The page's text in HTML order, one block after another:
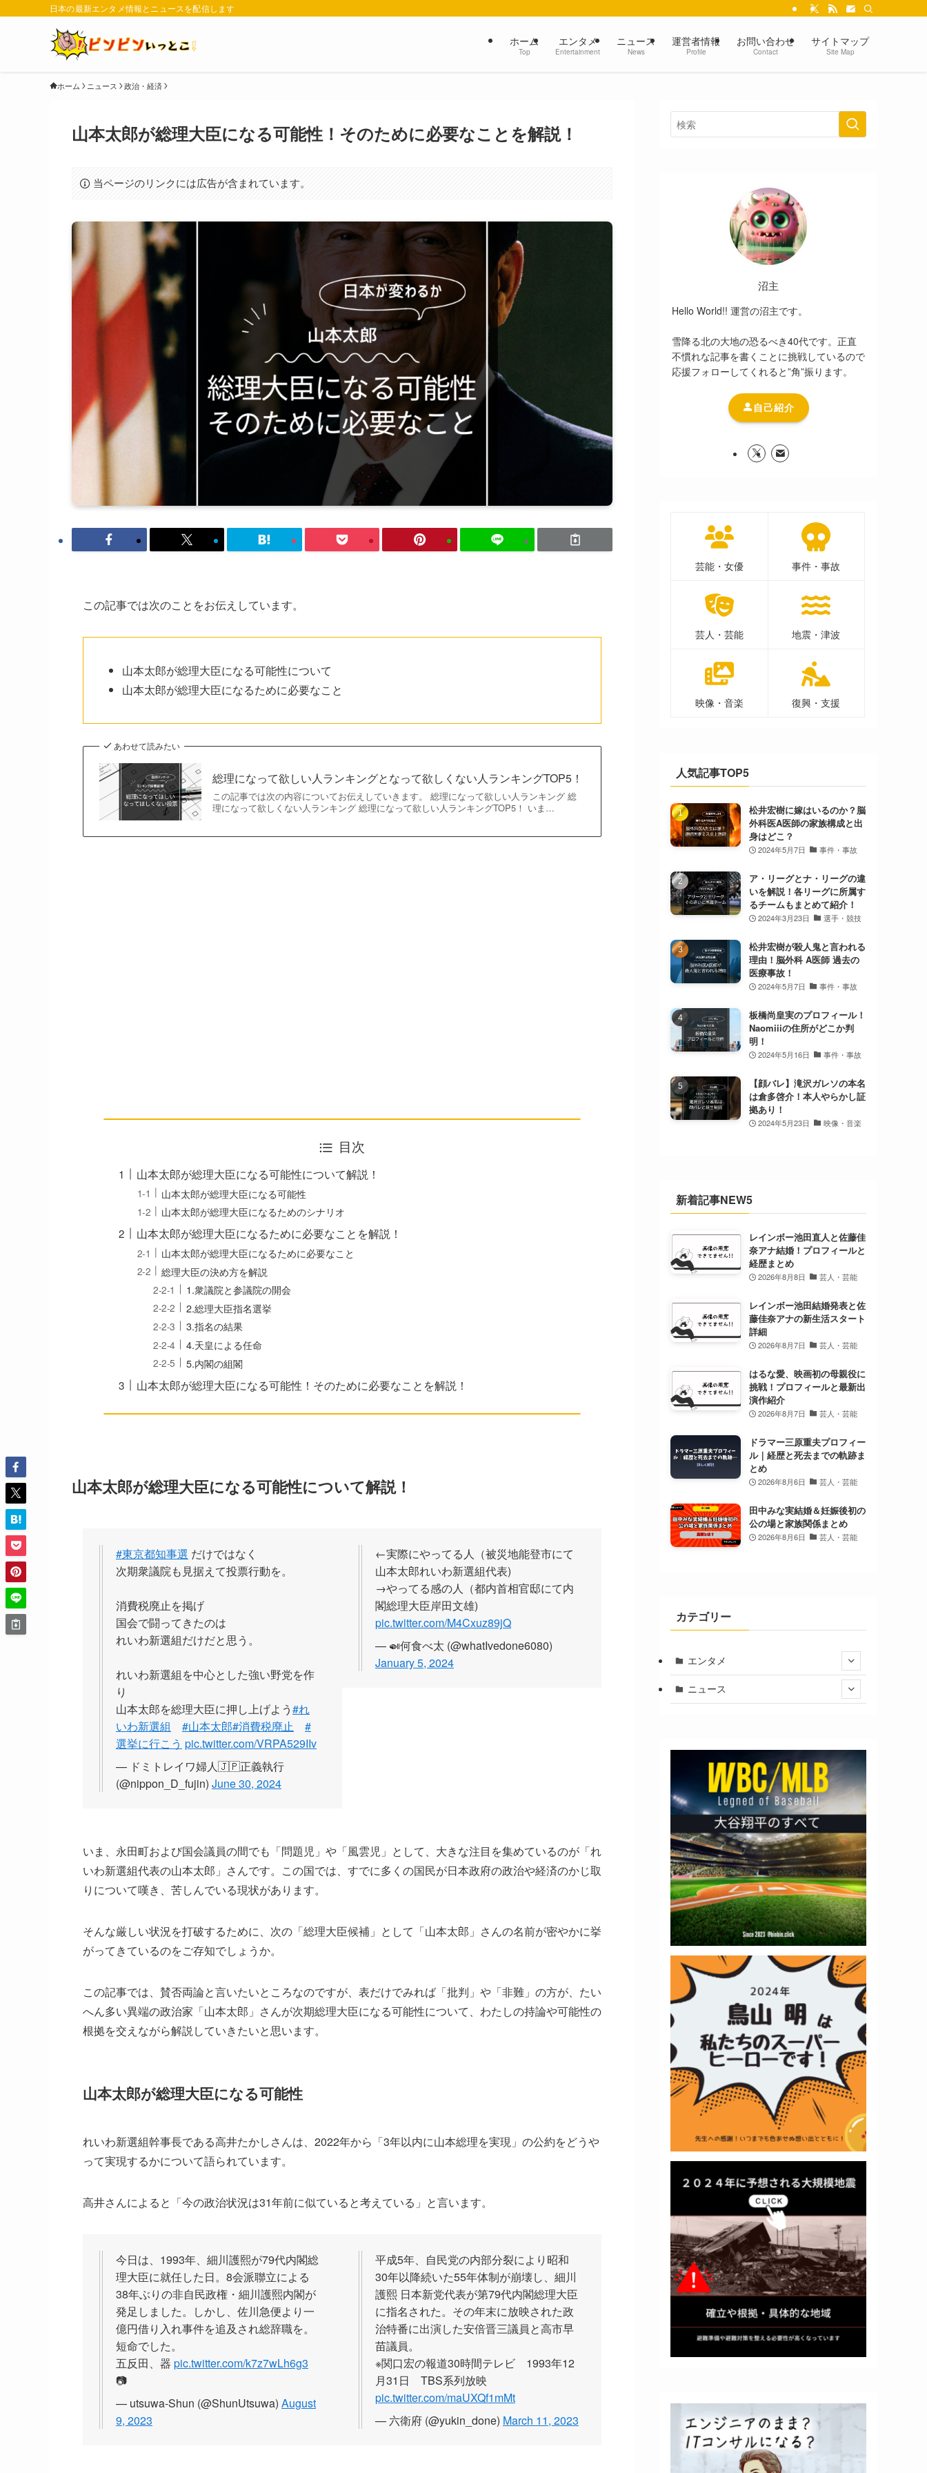
日本の最新エンタメ情報とニュースを配信します
ホーム
Top
エンタメ
Entertainment
ニュース
News
運営者情報
Profile
お問い合わせ
Contact
サイトマップ
Site Map
ホーム ニュース 政治・経済
山本太郎が総理大臣になる可能性！そのために必要なことを解説！
当ページのリンクには広告が含まれています。
この記事では次のことをお伝えしています。
山本太郎が総理大臣になる可能性について
山本太郎が総理大臣になるために必要なこと
あわせて読みたい
総理になって欲しい人ランキングとなって欲しくない人ランキングTOP5！
この記事では次の内容についてお伝えしていきます。 総理になって欲しい人ランキング 総
理になって欲しくない人ランキング 総理になって欲しい人ランキングTOP5！ いま…
目次
山本太郎が総理大臣になる可能性について解説！
山本太郎が総理大臣になる可能性
山本太郎が総理大臣になるためのシナリオ
山本太郎が総理大臣になるために必要なことを解説！
山本太郎が総理大臣になるために必要なこと
総理大臣の決め方を解説
1.衆議院と参議院の開会
2.総理大臣指名選挙
3.指名の結果
4.天皇による任命
5.内閣の組閣
山本太郎が総理大臣になる可能性！そのために必要なことを解説！
山本太郎が総理大臣になる可能性について解説！
#東京都知事選 だけではなく
次期衆議院も見据えて投票行動を。
消費税廃止を掲げ
国会で闘ってきたのは
れいわ新選組だけだと思う。
れいわ新選組を中心とした強い野党を作
り
山本太郎を総理大臣に押し上げよう#れ
いわ新選組
#山本太郎#消費税廃止
#
選挙に行こう pic.twitter.com/VRPA529IIv
— ドミトレイワ婦人🇯🇵正義執行
(@nippon_D_fujin) June 30, 2024
←実際にやってる人（被災地能登市にて
山本太郎れいわ新選組代表)
→やってる感の人（都内首相官邸にて内
閣総理大臣岸田文雄)
pic.twitter.com/M4Cxuz89jQ
— 🍛何食べ太 (@whatIvedone6080)
January 5, 2024
いま、永田町および国会議員の間でも「問題児」や「風雲児」として、大きな注目を集めているのが「れ
いわ新選組代表の山本太郎」さんです。この国では、すでに多くの国民が日本政府の政治や経済のかじ取
りについて嘆き、苦しんでいる現状があります。
そんな厳しい状況を打破するために、次の「総理大臣候補」として「山本太郎」さんの名前が密やかに挙
がってきているのをご存知でしょうか。
この記事では、賛否両論と言いたいところなのですが、表だけでみれば「批判」や「非難」の方が、たい
へん多い異端の政治家「山本太郎」さんが次期総理大臣になる可能性について、わたしの持論や可能性の
根拠を交えながら解説していきたいと思います。
山本太郎が総理大臣になる可能性
れいわ新選組幹事長である高井たかしさんは、2022年から「3年以内に山本総理を実現」の公約をどうや
って実現するかについて語られています。
高井さんによると「今の政治状況は31年前に似ていると考えている」と言います。
今日は、1993年、細川護熙が79代内閣総
理大臣に就任した日。8会派聯立による
38年ぶりの非自民政権・細川護熙内閣が
発足しました。しかし、佐川急便より一
億円借り入れ事件を追及され総辞職を。
短命でした。
五反田、器 pic.twitter.com/k7z7wLh6g3
📷
— utsuwa-Shun (@ShunUtsuwa) August
9, 2023
平成5年、自民党の内部分裂により昭和
30年以降続いた55年体制が崩壊し、細川
護熙 日本新党代表が第79代内閣総理大臣
に指名された。その年末に放映された政
治特番に出演した安倍晋三議員と高市早
苗議員。
※関口宏の報道30時間テレビ 1993年12
月31日 TBS系列放映
pic.twitter.com/maUXQf1mMt
— 六衛府 (@yukin_done) March 11, 2023
沼主
Hello World!! 運営の沼主です。
雪降る北の大地の恐るべき40代です。正直
不慣れな記事を書くことに挑戦しているので
応援フォローしてくれると”角”振ります。
自己紹介
芸能・女優 事件・事故
芸人・芸能 地震・津波
映像・音楽 復興・支援
人気記事TOP5
松井宏樹に嫁はいるのか？脳
外科医A医師の家族構成と出
身はどこ？
2024年5月7日 事件・事故
ア・リーグとナ・リーグの違
いを解説！各リーグに所属す
るチームもまとめて紹介！
2024年3月23日 選手・競技
松井宏樹が殺人鬼と言われる
理由！脳外科 A医師 過去の
医療事故！
2024年5月7日 事件・事故
板橋尚皇実のプロフィール！
Naomiiiの住所がどこか判
明！
2024年5月16日 事件・事故
【顔バレ】滝沢ガレソの本名
は倉多啓介！本人やらかし証
拠あり！
2024年5月23日 映像・音楽
新着記事NEW5
レインボー池田直人と佐藤佳
奈アナ結婚！プロフィールと
経歴まとめ
2026年8月8日 芸人・芸能
レインボー池田結婚発表と佐
藤佳奈アナの新生活スタート
詳細
2026年8月7日 芸人・芸能
はるな愛、映画初の母親役に
挑戦！プロフィールと最新出
演作紹介
2026年8月7日 芸人・芸能
ドラマー三原重夫プロフィー
ル｜経歴と死去までの軌跡ま
とめ
2026年8月6日 芸人・芸能
田中みな実結婚＆妊娠後初の
公の場と家族関係まとめ
2026年8月6日 芸人・芸能
カテゴリー
エンタメ
ニュース